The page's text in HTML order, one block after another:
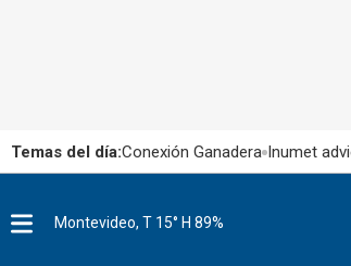
Temas del día:Conexión Ganadera Inumet
Montevideo, T 15° H 89%